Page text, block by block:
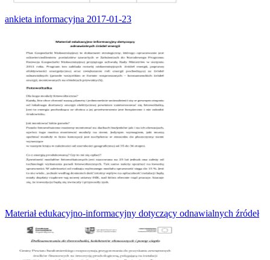
ankieta informacyjna 2017-01-23
Materiał edukacyjno-informacyjny dotyczący odnawialnych źródeł